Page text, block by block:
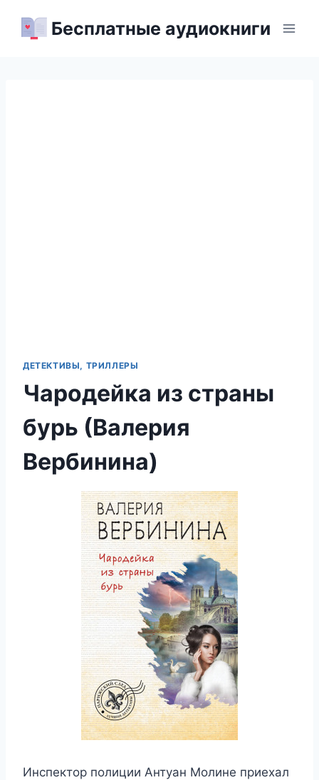
Бесплатные аудиокниги
ДЕТЕКТИВЫ, ТРИЛЛЕРЫ
Чародейка из страны
бурь (Валерия
Вербинина)
Инспектор полиции Антуан Молине приехал